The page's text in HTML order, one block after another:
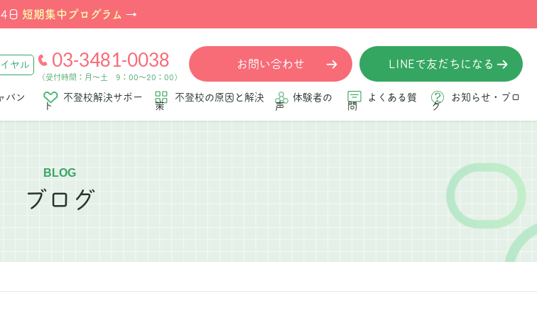
日 短期集中プログラム →
ヤル 03-3481-0038
（受付時間：月～土 9：00～20：00）
お問い合わせ LINEで友だちになる
パン 不登校解決サポー
ト
不登校の原因と解決
策
体験者の
声
よくある質
問
お知らせ・ブロ
グ
BLOG
ブログ